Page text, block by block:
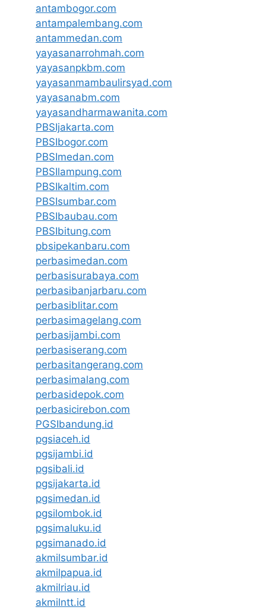
antambogor.com
antampalembang.com
antammedan.com
yayasanarrohmah.com
yayasanpkbm.com
yayasanmambaulirsyad.com
yayasanabm.com
yayasandharmawanita.com
PBSIjakarta.com
PBSIbogor.com
PBSImedan.com
PBSIlampung.com
PBSIkaltim.com
PBSIsumbar.com
PBSIbaubau.com
PBSIbitung.com
pbsipekanbaru.com
perbasimedan.com
perbasisurabaya.com
perbasibanjarbaru.com
perbasiblitar.com
perbasimagelang.com
perbasijambi.com
perbasiserang.com
perbasitangerang.com
perbasimalang.com
perbasidepok.com
perbasicirebon.com
PGSIbandung.id
pgsiaceh.id
pgsijambi.id
pgsibali.id
pgsijakarta.id
pgsimedan.id
pgsilombok.id
pgsimaluku.id
pgsimanado.id
akmilsumbar.id
akmilpapua.id
akmilriau.id
akmilntt.id